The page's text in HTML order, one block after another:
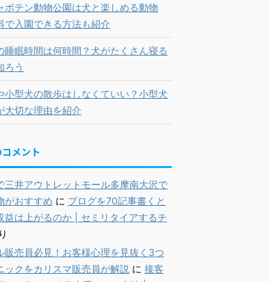
ボテン動物公園は犬と楽しめる動物
で入園できる方法も紹介
睡眠時間は何時間？犬がたくさん寝る
ろう
小型犬の散歩はしなくていい？小型犬
大切な理由を紹介
メント
三井アウトレットモール多摩南大沢で
がおすすめ に ブログを70記事書くと
益は上がるのか | セミリタイアするチ
販売員必見！お客様心理を見抜く3つ
ックをカリスマ販売員が解説 に 接客